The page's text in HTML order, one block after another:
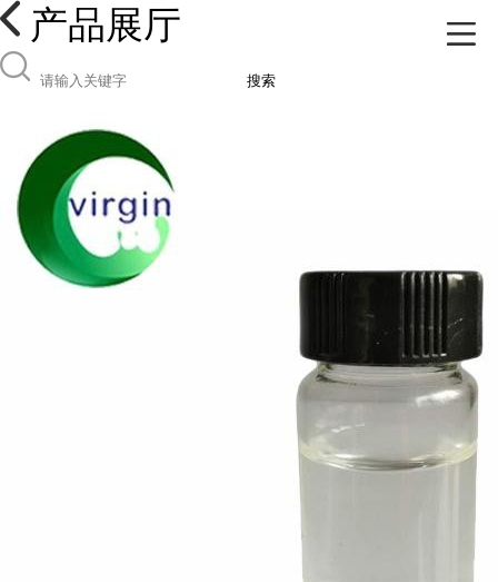
产品展厅
搜索